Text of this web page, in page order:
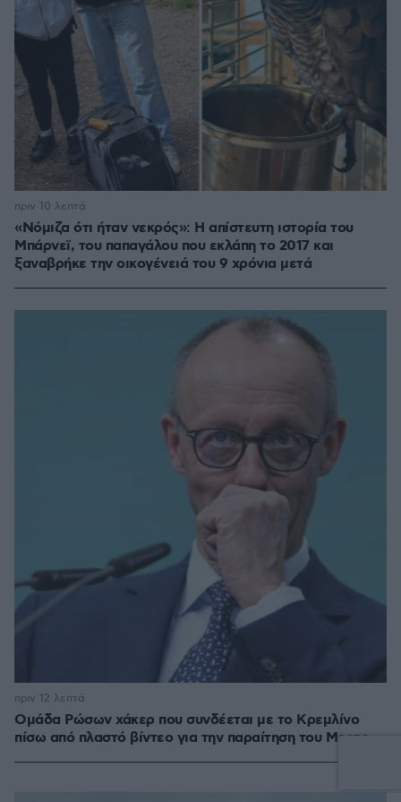
«Νόμιζα ότι ήταν νεκρός»: Η απίστευτη ιστορία του
Μπάρνεϊ, του παπαγάλου που εκλάπη το 2017 και
ξαναβρήκε την οικογένειά του 9 χρόνια μετά
πριν 10 λεπτά
Ομάδα Ρώσων χάκερ που συνδέεται με το Κρεμλίνο
πίσω από πλαστό βίντεο για την παραίτηση του Μερτς
πριν 12 λεπτά